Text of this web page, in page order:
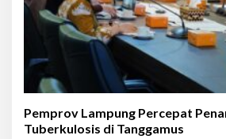
Pemprov Lampung Percepat
Tuberkulosis di Tanggamus